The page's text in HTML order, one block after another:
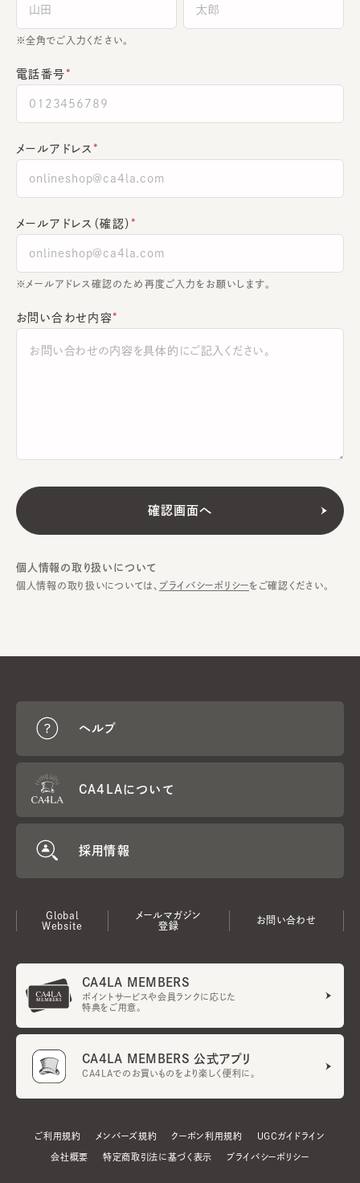
全角でご入力ください。
電話番号
メールアドレス
メールアドレス（確認）
※メールアドレス確認のため再度ご入力をお願いします。
お問い合わせ内容
個人情報の取り扱いについて
個人情報の取り扱いについては、 プライバシーポリシーをご確認ください。
ヘルプ
CA4LAについて
採用情報
Global
Website
メールマガジン
登録
お問い合わせ
CA4LA MEMBERS
ポイントサービスや会員ランクに応じた
特典をご用意。
CA4LA MEMBERS 公式アプリ
CA4LAでのお買いものをより楽しく便利に。
ご利用規約 メンバーズ規約 クーポン利用規約 UGCガイドライン
会社概要 特定商取引法に基づく表示 プライバシーポリシー